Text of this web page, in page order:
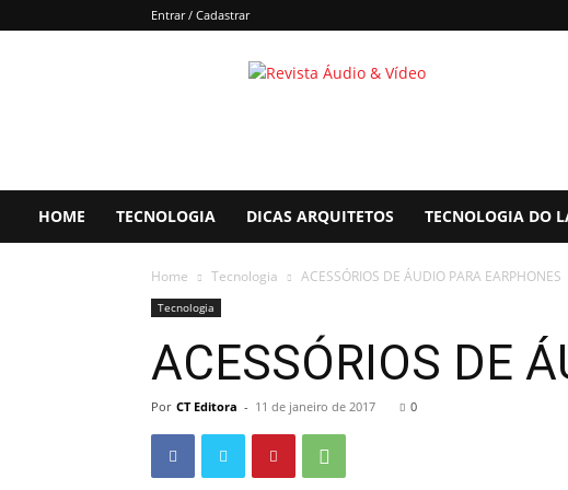
Entrar / Cadastrar
HOME TECNOLOGIA DICAS ARQUITETOS TECNOLOGIA DO
Home Tecnologia ACESSÓRIOS DE ÁUDIO PARA EARPHONES
Tecnologia
ACESSÓRIOS DE
Por CT Editora - 11 de janeiro de 2017 0